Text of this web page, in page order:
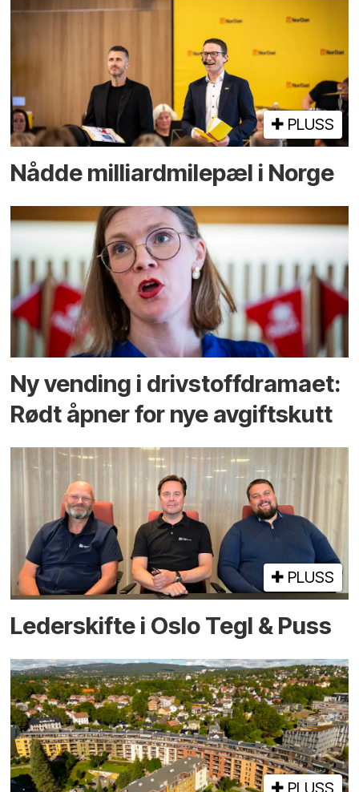
PLUSS
Nådde milliard­­milepæl i Norge
Ny vending i drivstoffdramaet:
Rødt åpner for nye avgiftskutt
PLUSS
Lederskifte i Oslo Tegl & Puss